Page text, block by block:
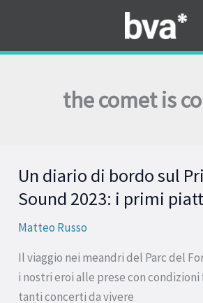
contenuto
the comet is
Un diario di bordo sul
Sound 2023: i primi
Matteo Russo
Il viaggio nei meandri del Parc del
i nostri eroi alle prese con
tanti concerti da vivere
Un
diario
bordo
sul
Primavera
Sound